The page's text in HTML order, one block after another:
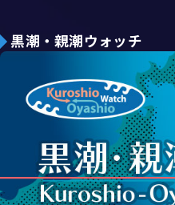
黒潮・親潮ウォッチ